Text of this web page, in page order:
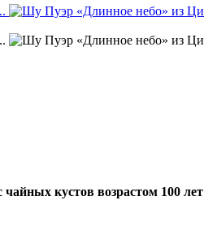
кустов возрастом 100 лет